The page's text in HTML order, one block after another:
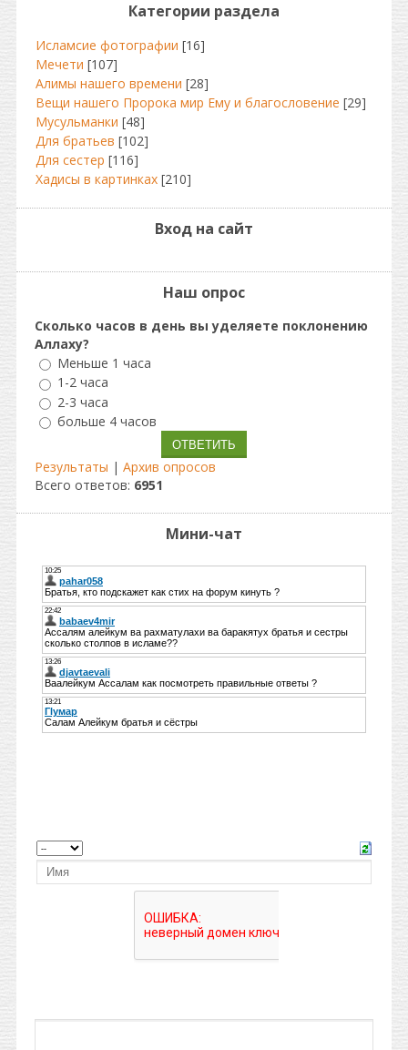
Категории раздела
Исламсие фотографии [16]
Мечети [107]
Алимы нашего времени [28]
Вещи нашего Пророка мир Ему и благословение [29]
Мусульманки [48]
Для братьев [102]
Для сестер [116]
Хадисы в картинках [210]
Вход на сайт
Наш опрос
Сколько часов в день вы уделяете поклонению
Аллаху?
Меньше 1 часа
1-2 часа
2-3 часа
больше 4 часов
Результаты | Архив опросов
Всего ответов: 6951
Мини-чат